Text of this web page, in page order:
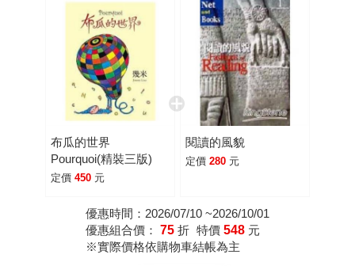
布瓜的世界
Pourquoi(精裝三版)
定價 450 元
閱讀的風貌
定價 280 元
優惠時間：2026/07/10 ~2026/10/01
優惠組合價： 75 折 特價 548 元
※實際價格依購物車結帳為主